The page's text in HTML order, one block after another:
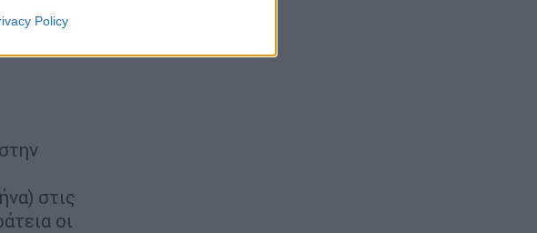
Policy
στις
οι